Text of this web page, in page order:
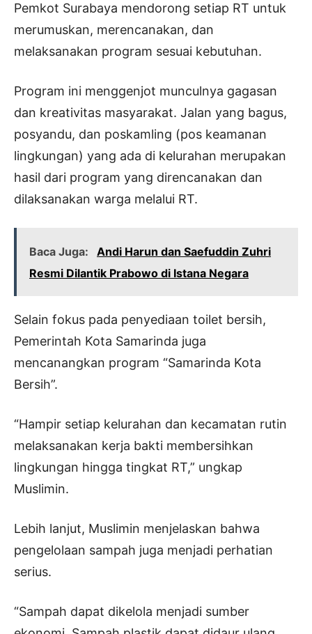
Pemkot Surabaya mendorong setiap RT untuk
merumuskan, merencanakan, dan
melaksanakan program sesuai kebutuhan.
Program ini menggenjot munculnya gagasan
dan kreativitas masyarakat. Jalan yang bagus,
posyandu, dan poskamling (pos keamanan
lingkungan) yang ada di kelurahan merupakan
hasil dari program yang direncanakan dan
dilaksanakan warga melalui RT.
Baca Juga:
Andi Harun dan Saefuddin Zuhri
Resmi Dilantik Prabowo di Istana Negara
Selain fokus pada penyediaan toilet bersih,
Pemerintah Kota Samarinda juga
mencanangkan program “Samarinda Kota
Bersih”.
“Hampir setiap kelurahan dan kecamatan rutin
melaksanakan kerja bakti membersihkan
lingkungan hingga tingkat RT,” ungkap
Muslimin.
Lebih lanjut, Muslimin menjelaskan bahwa
pengelolaan sampah juga menjadi perhatian
serius.
“Sampah dapat dikelola menjadi sumber